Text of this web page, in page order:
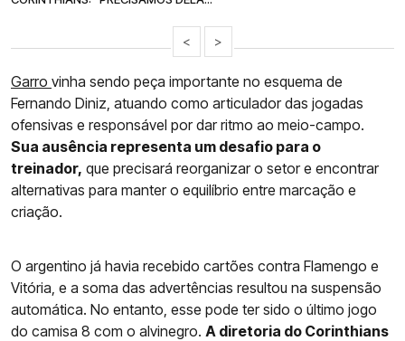
< >
Garro vinha sendo peça importante no esquema de
Fernando Diniz, atuando como articulador das jogadas
ofensivas e responsável por dar ritmo ao meio-campo.
Sua ausência representa um desafio para o
treinador, que precisará reorganizar o setor e encontrar
alternativas para manter o equilíbrio entre marcação e
criação.
O argentino já havia recebido cartões contra Flamengo e
Vitória, e a soma das advertências resultou na suspensão
automática. No entanto, esse pode ter sido o último jogo
do camisa 8 com o alvinegro. A diretoria do Corinthians